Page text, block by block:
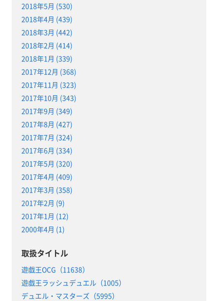
2018年5月 (530)
2018年4月 (439)
2018年3月 (442)
2018年2月 (414)
2018年1月 (339)
2017年12月 (368)
2017年11月 (323)
2017年10月 (343)
2017年9月 (349)
2017年8月 (427)
2017年7月 (324)
2017年6月 (334)
2017年5月 (320)
2017年4月 (409)
2017年3月 (358)
2017年2月 (9)
2017年1月 (12)
2000年4月 (1)
取扱タイトル
遊戯王OCG（11638）
遊戯王ラッシュデュエル（1005）
デュエル・マスターズ（5995）